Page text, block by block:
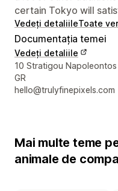
certain Tokyo will
Vedeți detaliileToate
Documentația temei
Vedeți detaliile
Detaliile de contact ale
10 Stratigou
GR
hello@trulyfinepixels.com
Mai multe teme
animale de